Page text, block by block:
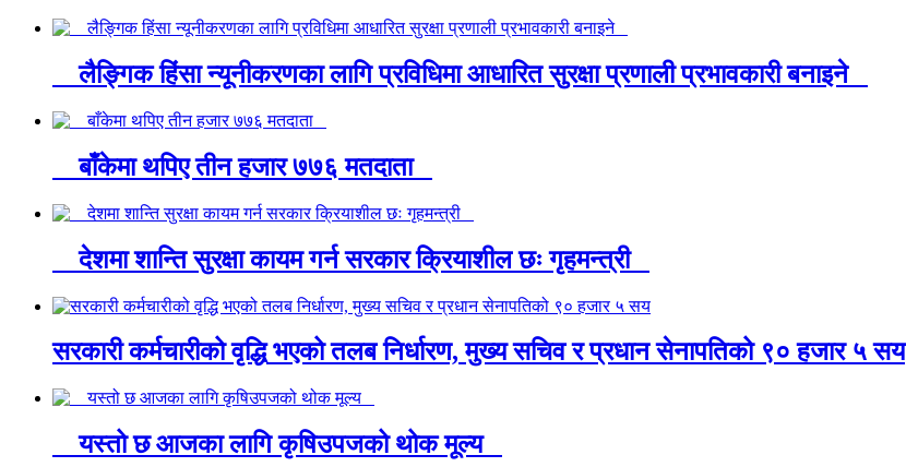
लैङ्गिक हिंसा न्यूनीकरणका लागि प्रविधिमा आधारित सुरक्षा प्रणाली प्रभावकारी बनाइने
बाँकेमा थपिए तीन हजार ७७६ मतदाता
देशमा शान्ति सुरक्षा कायम गर्न सरकार क्रियाशील छः गृहमन्त्री
सरकारी कर्मचारीको वृद्धि भएको तलब निर्धारण, मुख्य सचिव र प्रधान सेनापतिको ९० हजार ५ सय
यस्तो छ आजका लागि कृषिउपजको थोक मूल्य